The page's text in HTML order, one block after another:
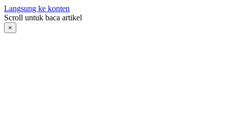
Langsung ke konten
Scroll untuk baca artikel
×